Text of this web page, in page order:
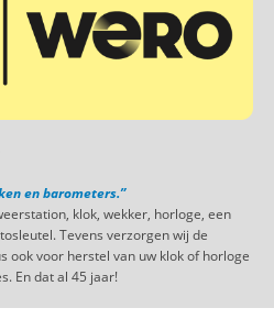
en barometers.”
klok, wekker, horloge, een
Tevens verzorgen wij de
ook voor herstel van uw klok of horloge
En dat al 45 jaar!